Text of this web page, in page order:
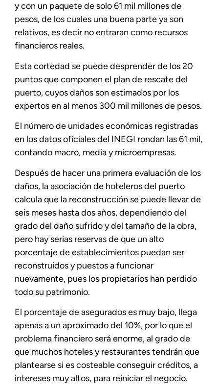
y con un paquete de solo 61 mil millones de
pesos, de los cuales una buena parte ya son
relativos, es decir no entraran como recursos
financieros reales.
Esta cortedad se puede desprender de los 20
puntos que componen el plan de rescate del
puerto, cuyos daños son estimados por los
expertos en al menos 300 mil millones de pesos.
El número de unidades económicas registradas
en los datos oficiales del INEGI rondan las 61 mil,
contando macro, media y microempresas.
Después de hacer una primera evaluación de los
daños, la asociación de hoteleros del puerto
calcula que la reconstrucción se puede llevar de
seis meses hasta dos años, dependiendo del
grado del daño sufrido y del tamaño de la obra,
pero hay serias reservas de que un alto
porcentaje de establecimientos puedan ser
reconstruidos y puestos a funcionar
nuevamente, pues los propietarios han perdido
todo su patrimonio.
El porcentaje de asegurados es muy bajo, llega
apenas a un aproximado del 10%, por lo que el
problema financiero será enorme, al grado de
que muchos hoteles y restaurantes tendrán que
plantearse si es costeable conseguir créditos, a
intereses muy altos, para reiniciar el negocio.